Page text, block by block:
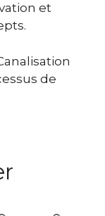
et
de